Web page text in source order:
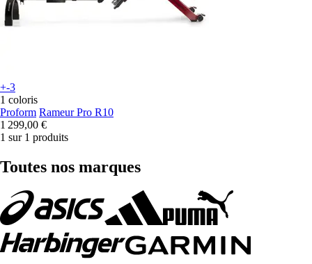
+-3
1 coloris
Proform Rameur Pro R10
1 299,00 €
1 sur 1 produits
Toutes nos marques